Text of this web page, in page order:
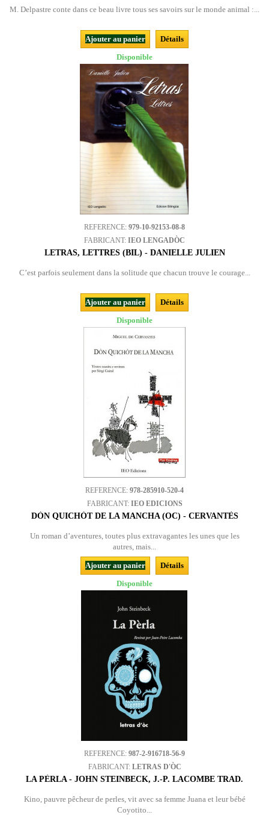
M. Delpastre conte dans ce beau livre tous ses savoirs sur le monde animal :...
Ajouter au panier
Détails
Disponible
REFERENCE: 979-10-92153-08-8
FABRICANT: IEO LENGADÒC
LETRAS, LETTRES (BIL) - DANIELLE JULIEN
C’est parfois seulement dans la solitude que chacun trouve le courage...
Ajouter au panier
Détails
Disponible
REFERENCE: 978-285910-520-4
FABRICANT: IEO EDICIONS
DÒN QUICHÒT DE LA MANCHA (OC) - CERVANTÈS
Un roman d’aventures, toutes plus extravagantes les unes que les
autres, mais...
Ajouter au panier
Détails
Disponible
REFERENCE: 987-2-916718-56-9
FABRICANT: LETRAS D'ÒC
LA PÈRLA - JOHN STEINBECK, J.-P. LACOMBE TRAD.
Kino, pauvre pêcheur de perles, vit avec sa femme Juana et leur bébé
Coyotito...